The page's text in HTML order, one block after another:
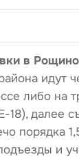
в
идут
либо на
18), далее
порядка
и